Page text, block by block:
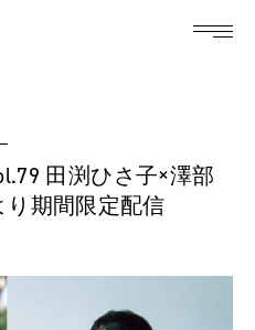
田渕ひさ子×澤部
期間限定配信